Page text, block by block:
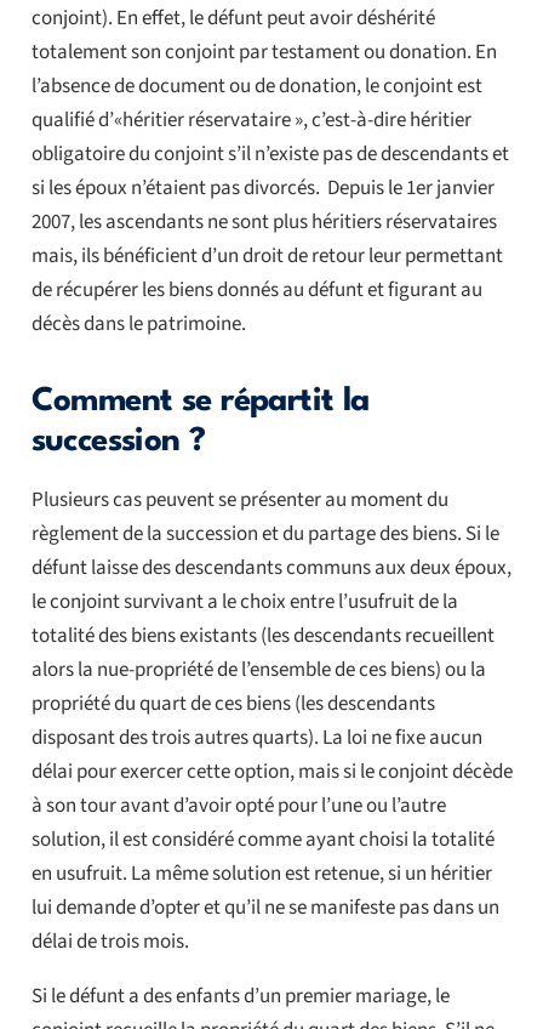
conjoint). En effet, le défunt peut avoir déshérité
totalement son conjoint par testament ou donation. En
l’absence de document ou de donation, le conjoint est
qualifié d’«héritier réservataire », c’est-à-dire héritier
obligatoire du conjoint s’il n’existe pas de descendants et
si les époux n’étaient pas divorcés. Depuis le 1er janvier
2007, les ascendants ne sont plus héritiers réservataires
mais, ils bénéficient d’un droit de retour leur permettant
de récupérer les biens donnés au défunt et figurant au
décès dans le patrimoine.
Comment se répartit la
succession ?
Plusieurs cas peuvent se présenter au moment du
règlement de la succession et du partage des biens. Si le
défunt laisse des descendants communs aux deux époux,
le conjoint survivant a le choix entre l’usufruit de la
totalité des biens existants (les descendants recueillent
alors la nue-propriété de l’ensemble de ces biens) ou la
propriété du quart de ces biens (les descendants
disposant des trois autres quarts). La loi ne fixe aucun
délai pour exercer cette option, mais si le conjoint décède
à son tour avant d’avoir opté pour l’une ou l’autre
solution, il est considéré comme ayant choisi la totalité
en usufruit. La même solution est retenue, si un héritier
lui demande d’opter et qu’il ne se manifeste pas dans un
délai de trois mois.
Si le défunt a des enfants d’un premier mariage, le